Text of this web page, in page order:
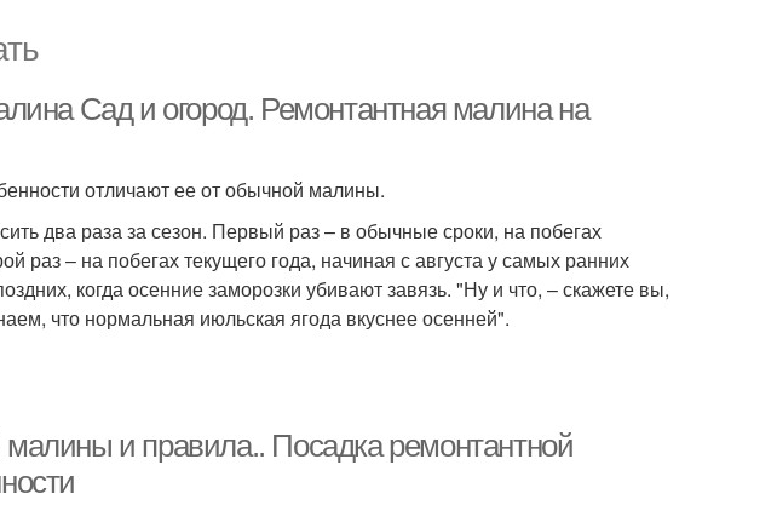
Сад и огород. Ремонтантная малина на
отличают ее от обычной малины.
два раза за сезон. Первый раз – в обычные сроки, на побегах
раз – на побегах текущего года, начиная с августа у самых ранних
когда осенние заморозки убивают завязь. "Ну и что, – скажете вы,
что нормальная июльская ягода вкуснее осенней".
и правила.. Посадка ремонтантной